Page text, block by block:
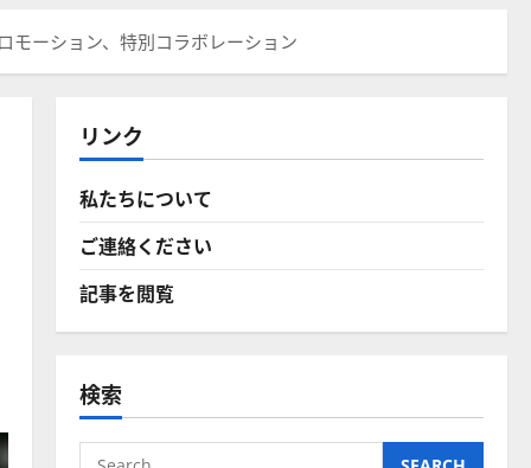
モーション、特別コラボレーション
リンク
私たちについて
ご連絡ください
記事を閲覧
検索
Search